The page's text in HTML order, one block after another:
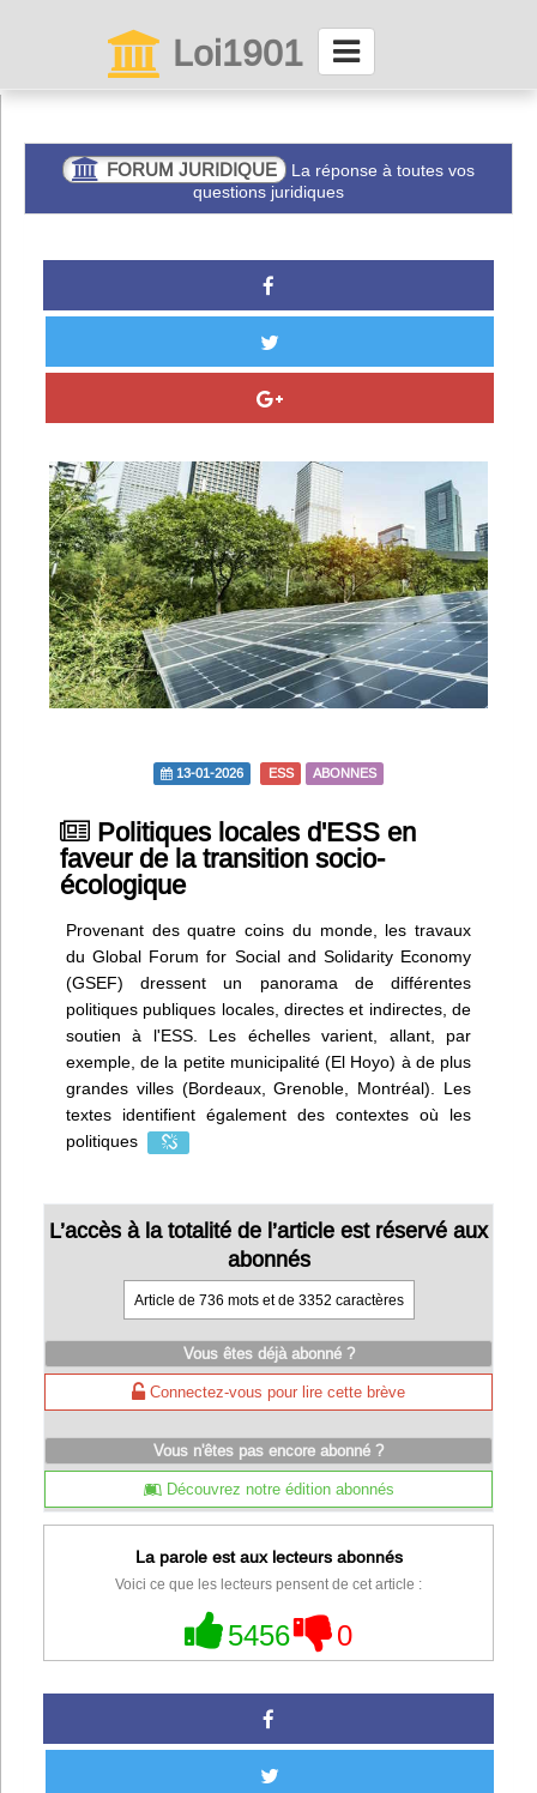
Loi1901
Connexion
Partager
VieAsso
Infos
Divers
Abo Lettrasso
Désabo Lettrasso
Nous contacter
FORUM JURIDIQUE
La réponse à toutes vos
questions juridiques
13-01-2026 ESS ABONNES
Politiques locales d'ESS en
faveur de la transition socio-
écologique
Provenant des quatre coins du monde, les travaux
du Global Forum for Social and Solidarity Economy
(GSEF) dressent un panorama de différentes
politiques publiques locales, directes et indirectes, de
soutien à l'ESS. Les échelles varient, allant, par
exemple, de la petite municipalité (El Hoyo) à de plus
grandes villes (Bordeaux, Grenoble, Montréal). Les
textes identifient également des contextes où les
politiques
L’accès à la totalité de l’article est réservé aux
abonnés
Article de 736 mots et de 3352 caractères
Vous êtes déjà abonné ?
Connectez-vous pour lire cette brève
Vous n'êtes pas encore abonné ?
Découvrez notre édition abonnés
La parole est aux lecteurs abonnés
Voici ce que les lecteurs pensent de cet article :
5456 0